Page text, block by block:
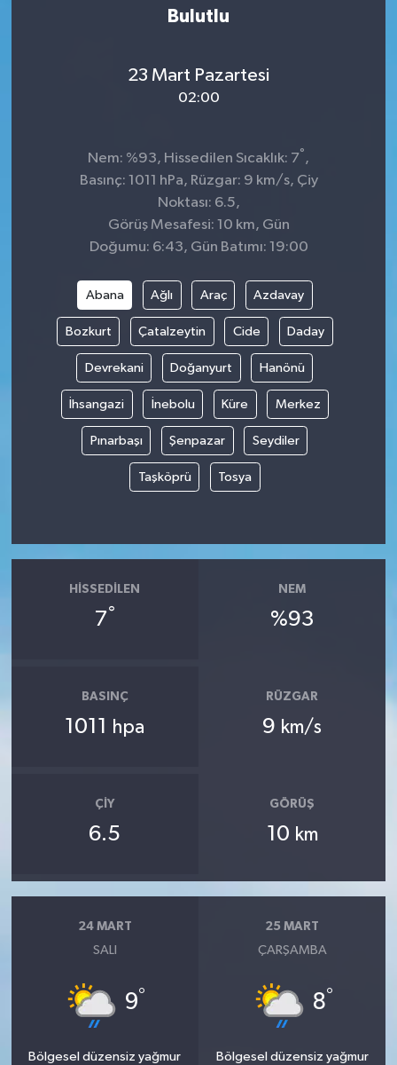
Bulutlu
23 Mart Pazartesi
02:00
Nem: %93, Hissedilen Sıcaklık: 7° ,
Basınç: 1011 hPa, Rüzgar: 9 km/s, Çiy
Noktası: 6.5,
Görüş Mesafesi: 10 km, Gün
Doğumu: 6:43, Gün Batımı: 19:00
Abana Ağlı Araç Azdavay
Bozkurt Çatalzeytin Cide Daday
Devrekani Doğanyurt Hanönü
İhsangazi İnebolu Küre Merkez
Pınarbaşı Şenpazar Seydiler
Taşköprü Tosya
HISSEDILEN
7°
NEM
%93
BASINÇ
1011 hpa
RÜZGAR
9 km/s
ÇIY
6.5
GÖRÜŞ
10 km
24 MART
SALI
9°
Bölgesel düzensiz yağmur
25 MART
ÇARŞAMBA
8°
Bölgesel düzensiz yağmur